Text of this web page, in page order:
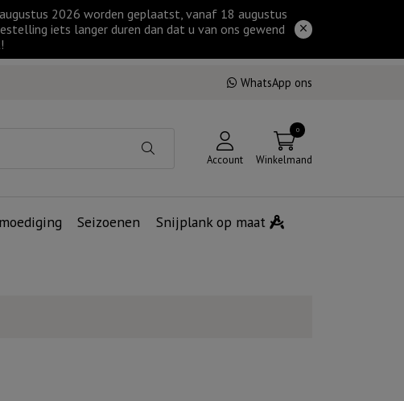
2026 worden geplaatst, vanaf 18 augustus
iets langer duren dan dat u van ons gewend
WhatsApp ons
Account
0
Winkelmand
Seizoenen Snijplank op maat